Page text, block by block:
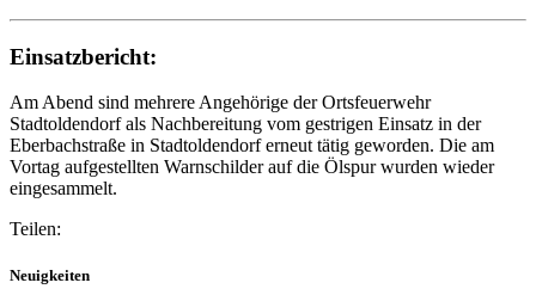
Einsatzbericht:
Am Abend sind mehrere Angehörige der Ortsfeuerwehr
Stadtoldendorf als Nachbereitung vom gestrigen Einsatz in der
Eberbachstraße in Stadtoldendorf erneut tätig geworden. Die am
Vortag aufgestellten Warnschilder auf die Ölspur wurden wieder
eingesammelt.
Teilen:
Neuigkeiten